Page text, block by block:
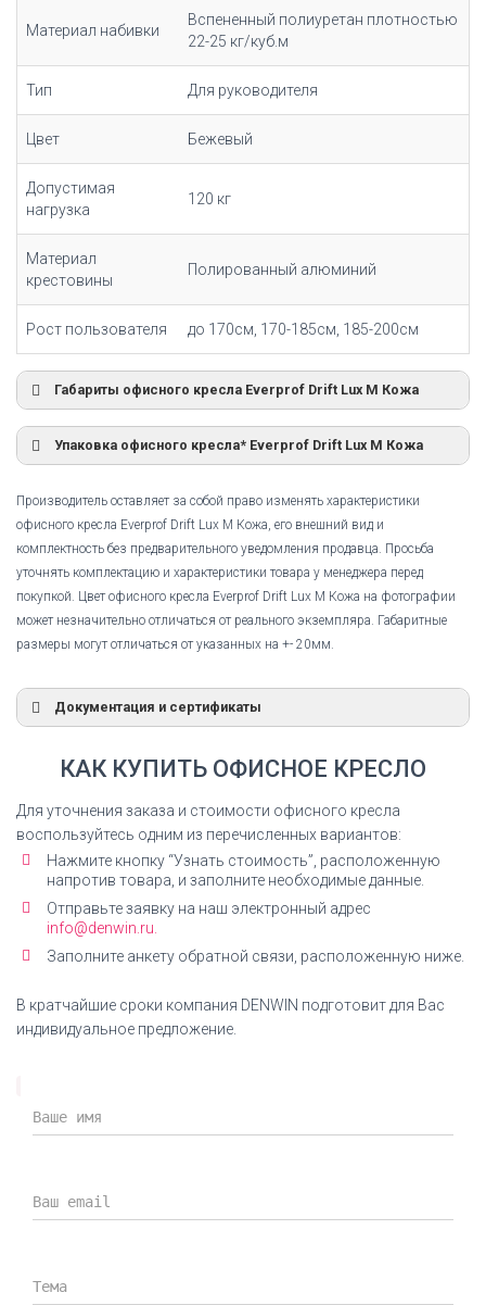
Материал набивки
Вспененный полиуретан плотностью
22-25 кг/куб.м
Тип Для руководителя
Цвет Бежевый
Допустимая
нагрузка
120 кг
Материал
крестовины
Полированный алюминий
Рост пользователя до 170см, 170-185см, 185-200см
Габариты офисного кресла Everprof Drift Lux M Кожа
Упаковка офисного кресла* Everprof Drift Lux M Кожа
Производитель оставляет за собой право изменять характеристики
офисного кресла Everprof Drift Lux M Кожа, его внешний вид и
комплектность без предварительного уведомления продавца. Просьба
уточнять комплектацию и характеристики товара у менеджера перед
покупкой. Цвет офисного кресла Everprof Drift Lux M Кожа на фотографии
может незначительно отличаться от реального экземпляра. Габаритные
размеры могут отличаться от указанных на +- 20мм.
Документация и сертификаты
Сертификат соответствия Everprof Drift Lux M
Кожа
СКАЧАТЬ СЕРТИФИКАТ
Инструкция по сборке
Кресло офисное Everprof Drift Lux M Кожа
Дилерский сертификат компании DENWIN на
КАК КУПИТЬ ОФИСНОЕ КРЕСЛО
Для уточнения заказа и стоимости офисного кресла
воспользуйтесь одним из перечисленных вариантов:
Нажмите кнопку “Узнать стоимость”, расположенную
напротив товара, и заполните необходимые данные.
Отправьте заявку на наш электронный адрес
info@denwin.ru.
Заполните анкету обратной связи, расположенную ниже.
В кратчайшие сроки компания DENWIN подготовит для Вас
индивидуальное предложение.